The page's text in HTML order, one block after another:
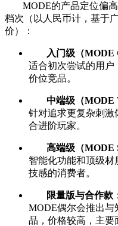
MODE的产品定位偏
档次（以人民币计，基于
价）：
入门级（MODE
适合初次尝试的用户
价位竞品。
中端级（MODE
针对追求更复杂刺激
合进阶玩家。
高端级（MODE
智能化功能和顶级
技感的消费者。
限量版与合作款
MODE偶尔会推出与
品，价格较高，主要